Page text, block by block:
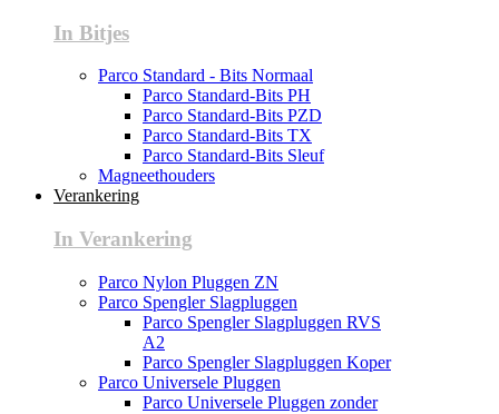
In Bitjes
Parco Standard - Bits Normaal
Parco Standard-Bits PH
Parco Standard-Bits PZD
Parco Standard-Bits TX
Parco Standard-Bits Sleuf
Magneethouders
Verankering
In Verankering
Parco Nylon Pluggen ZN
Parco Spengler Slagpluggen
Parco Spengler Slagpluggen RVS
A2
Parco Spengler Slagpluggen Koper
Parco Universele Pluggen
Parco Universele Pluggen zonder